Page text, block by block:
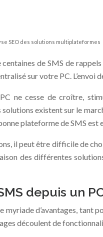
SEO des solutions multiplateformes
de SMS de
sur votre PC.
PC ne cesse de croître,
existent sur le
plateforme de SMS est
il peut être difficile de
des différentes
depuis un
myriade d’avantages,
découlent de